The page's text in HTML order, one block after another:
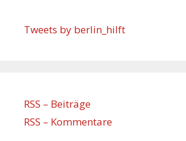
Tweets by berlin_hilft
RSS – Beiträge
RSS – Kommentare